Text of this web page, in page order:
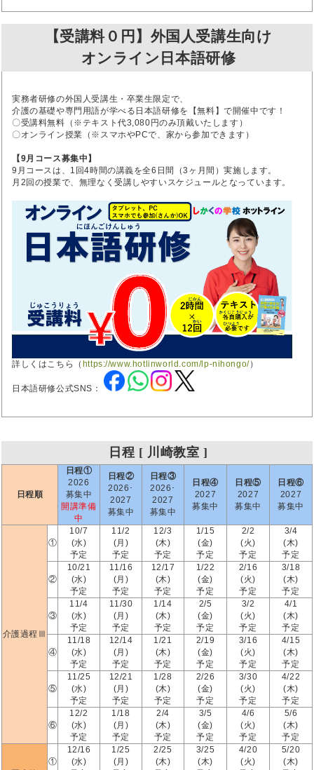
【受講料０円】外国人受講生向け
オンライン日本語研修
実務者研修の外国人受講生・卒業生限定で、
介護の基礎や専門用語が学べる日本語研修を【無料】で開催中です！
〇受講料無料（※テキスト代3,080円のみ頂戴いたします）
〇オンライン授業（※スマホやPCで、家から参加できます）
【9月コース募集中】
9月コースは、1回4時間の講義を全6日間（3ヶ月間）実施します。
月2回の授業で、無理なく受講しやすいスケジュールとなっています。
詳しくはこちら（ https://www.hotlinworld.com/lp-nihongo/）
日本語研修公式SNS：
日程 [ 川崎教室 ]
日程順
日程①
2026
募集中
開講準備
中
日程②
2026･
2027
募集中
日程③
2026･
2027
募集中
日程④
2027
募集中
日程⑤
2027
募集中
日程⑥
2027
募集中
介護過程Ⅲ
①
10/7
(水)
予定
11/2
(月)
予定
12/3
(木)
予定
1/15
(金)
予定
2/2
(火)
予定
3/4
(木)
予定
②
10/21
(水)
予定
11/16
(月)
予定
12/17
(木)
予定
1/22
(金)
予定
2/16
(火)
予定
3/18
(木)
予定
③
11/4
(水)
予定
11/30
(月)
予定
1/14
(木)
予定
2/5
(金)
予定
3/2
(火)
予定
4/1
(木)
予定
④
11/18
(水)
予定
12/14
(月)
予定
1/21
(木)
予定
2/19
(金)
予定
3/16
(火)
予定
4/15
(木)
予定
⑤
11/25
(水)
予定
12/21
(月)
予定
1/28
(木)
予定
2/26
(金)
予定
3/30
(火)
予定
4/22
(木)
予定
⑥
12/2
(水)
予定
1/18
(月)
予定
2/4
(木)
予定
3/5
(金)
予定
4/6
(火)
予定
5/6
(木)
予定
①
12/16
(水)
1/25
(月)
2/25
(木)
3/25
(木)
4/20
(火)
5/20
(木)